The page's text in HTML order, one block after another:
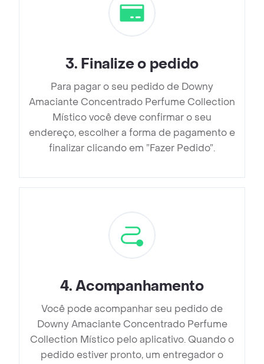
3. Finalize o pedido
Para pagar o seu pedido de Downy
Amaciante Concentrado Perfume Collection
Místico você deve confirmar o seu
endereço, escolher a forma de pagamento e
finalizar clicando em ”Fazer Pedido”.
4.Acompanhamento
Você pode acompanhar seu pedido de
Downy Amaciante Concentrado Perfume
Collection Místico pelo aplicativo. Quando o
pedido estiver pronto, um entregador o